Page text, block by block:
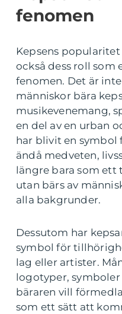
fenomen
Kepsens
också dess roll
fenomen. Det är
människor bära
musikevenemang,
en del av en urban
har blivit en symbol
ändå medveten,
längre bara som
utan bärs av
alla bakgrunder.
Dessutom har
symbol för
lag eller artister.
logotyper,
bäraren vill
som ett sätt att